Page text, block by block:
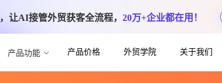
，让AI接管外贸获客全流程， 20万+企业都在用！
产品功能 产品价格 外贸学院 关于我们